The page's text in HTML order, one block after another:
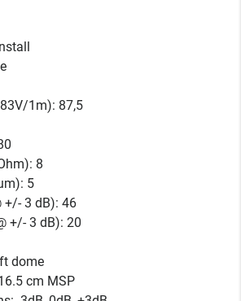
1m): 87,5
8
5
+/- 3 dB): 46
+/- 3 dB): 20
dome
cm MSP